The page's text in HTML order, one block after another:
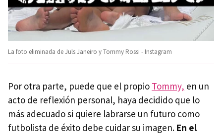
La foto eliminada de Juls Janeiro y Tommy Rossi - Instagram
Por otra parte, puede que el propio Tommy, en un
acto de reflexión personal, haya decidido que lo
más adecuado si quiere labrarse un futuro como
futbolista de éxito debe cuidar su imagen. En el